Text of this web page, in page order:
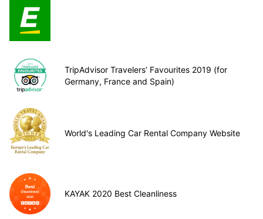
TripAdvisor Travelers’ Favourites 2019 (for
Germany, France and Spain)
World's Leading Car Rental Company Website
KAYAK 2020 Best Cleanliness